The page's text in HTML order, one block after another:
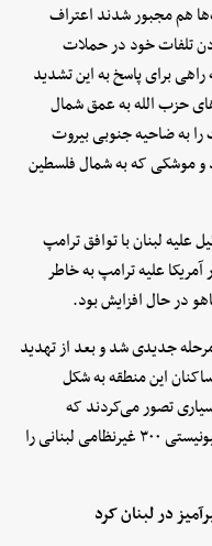
هم مجبور شدند اعتراف
تلفات خود در حملات
راهی برای پاسخ به این تشدید
حزب الله به عمق شمال
به ضاحیه جنوبی بیروت
و موشکی که به شمال فلسطین
لبنان با توافق ترامپ
علیه ترامپ به خاطر
در حال افزایش بود.
جدیدی شد و بعد از تهدید
این منطقه به شکل
تصور می‌کردند که
«چهارشنبه سیاه» که در آن ارتش جنایتکار صهیونیستی ۳۰۰ غیرنظامی لبنانی را
در لبنان کرد